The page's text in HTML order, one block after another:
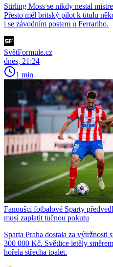
Stirling Moss se nikdy nestal
Přesto měl britský pilot k titulu
i se závodním postem u Ferrariho.
SvětFormule.cz
dnes, 21:24
1 min
Fanoušci fotbalové Sparty
musí zaplatit tučnou pokutu
Sparta Praha dostala za
300 000 Kč. Světlice letěly
hořela střecha toalet.